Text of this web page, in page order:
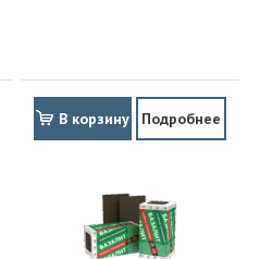
В корзину Подробнее